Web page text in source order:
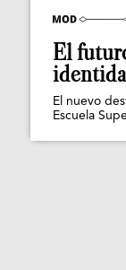
El
El nuevo
Escuela